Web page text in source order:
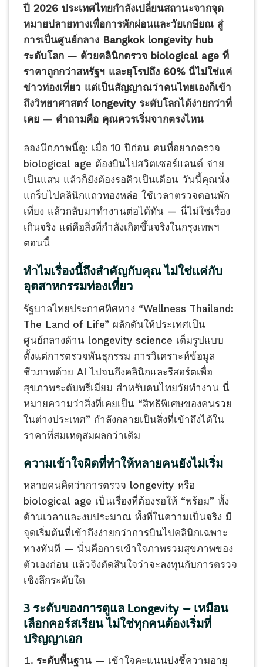
ปี 2026 ประเทศไทยกำลังเปลี่ยนสถานะจากจุด
หมายปลายทางเพื่อการพักผ่อนและวัยเกษียณ สู่
การเป็นศูนย์กลาง Bangkok longevity hub
ระดับโลก — ด้วยคลินิกตรวจ biological age ที่
ราคาถูกกว่าสหรัฐฯ และยุโรปถึง 60% นี่ไม่ใช่แค่
ข่าวท่องเที่ยว แต่เป็นสัญญาณว่าคนไทยเองก็เข้า
ถึงวิทยาศาสตร์ longevity ระดับโลกได้ง่ายกว่าที่
เคย — คำถามคือ คุณควรเริ่มจากตรงไหน
ลองนึกภาพนี้ดู: เมื่อ 10 ปีก่อน คนที่อยากตรวจ
biological age ต้องบินไปสวิตเซอร์แลนด์ จ่าย
เป็นแสน แล้วก็ยังต้องรอคิวเป็นเดือน วันนี้คุณนั่ง
แกร็บไปคลินิกแถวทองหล่อ ใช้เวลาตรวจตอนพัก
เที่ยง แล้วกลับมาทำงานต่อได้ทัน — นี่ไม่ใช่เรื่อง
เกินจริง แต่คือสิ่งที่กำลังเกิดขึ้นจริงในกรุงเทพฯ
ตอนนี้
ทำไมเรื่องนี้ถึงสำคัญกับคุณ ไม่ใช่แค่กับ
อุตสาหกรรมท่องเที่ยว
รัฐบาลไทยประกาศทิศทาง “Wellness Thailand:
The Land of Life” ผลักดันให้ประเทศเป็น
ศูนย์กลางด้าน longevity science เต็มรูปแบบ
ตั้งแต่การตรวจพันธุกรรม การวิเคราะห์ข้อมูล
ชีวภาพด้วย AI ไปจนถึงคลินิกและรีสอร์ตเพื่อ
สุขภาพระดับพรีเมียม สำหรับคนไทยวัยทำงาน นี่
หมายความว่าสิ่งที่เคยเป็น “สิทธิพิเศษของคนรวย
ในต่างประเทศ” กำลังกลายเป็นสิ่งที่เข้าถึงได้ใน
ราคาที่สมเหตุสมผลกว่าเดิม
ความเข้าใจผิดที่ทำให้หลายคนยังไม่เริ่ม
หลายคนคิดว่าการตรวจ longevity หรือ
biological age เป็นเรื่องที่ต้องรอให้ “พร้อม” ทั้ง
ด้านเวลาและงบประมาณ ทั้งที่ในความเป็นจริง มี
จุดเริ่มต้นที่เข้าถึงง่ายกว่าการบินไปคลินิกเฉพาะ
ทางทันที — นั่นคือการเข้าใจภาพรวมสุขภาพของ
ตัวเองก่อน แล้วจึงตัดสินใจว่าจะลงทุนกับการตรวจ
เชิงลึกระดับใด
3 ระดับของการดูแล Longevity — เหมือน
เลือกคอร์สเรียน ไม่ใช่ทุกคนต้องเริ่มที่
ปริญญาเอก
ระดับพื้นฐาน — เข้าใจคะแนนบ่งชี้ความอายุ